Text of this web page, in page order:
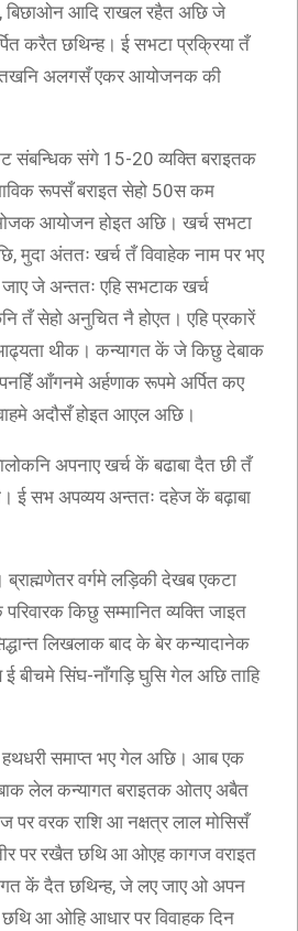
बिछाओन आदि राखल रहैत अछि जे
करैत छथिन्ह। ई सभटा प्रक्रिया तँ
तखनि अलगसँ एकर आयोजनक की
संबन्धिक संगे 15-20 व्यक्ति बराइतक
रूपसँ बराइत सेहो 50स कम
आयोजन होइत अछि। खर्च सभटा
मुदा अंततः खर्च तँ विवाहेक नाम पर भए
जे अन्ततः एहि सभटाक खर्च
तँ सेहो अनुचित नै होएत। एहि प्रकारें
थीक। कन्यागत कें जे किछु देबाक
आँगनमे अर्हणाक रूपमे अर्पित कए
अदौसँ होइत आएल अछि।
अपनाए खर्च कें बढाबा दैत छी तँ
ई सभ अपव्यय अन्ततः दहेज कें बढ़ाबा
वर्गमे लड़िकी देखब एकटा
किछु सम्मानित व्यक्ति जाइत
लिखलाक बाद के बेर कन्यादानेक
सिंघ-नाँगड़ि घुसि गेल अछि ताहि
हथधरी समाप्त भए गेल अछि। आब एक
लेल कन्यागत बराइतक ओतए अबैत
पर वरक राशि आ नक्षत्र लाल मोसिसँ
पर रखैत छथि आ ओएह कागज वराइत
कें दैत छथिन्ह, जे लए जाए ओ अपन
आ ओहि आधार पर विवाहक दिन